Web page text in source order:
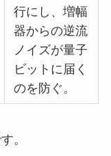
行にし、増幅
器からの逆流
ノイズが量子
ビットに届く
のを防ぐ。
。